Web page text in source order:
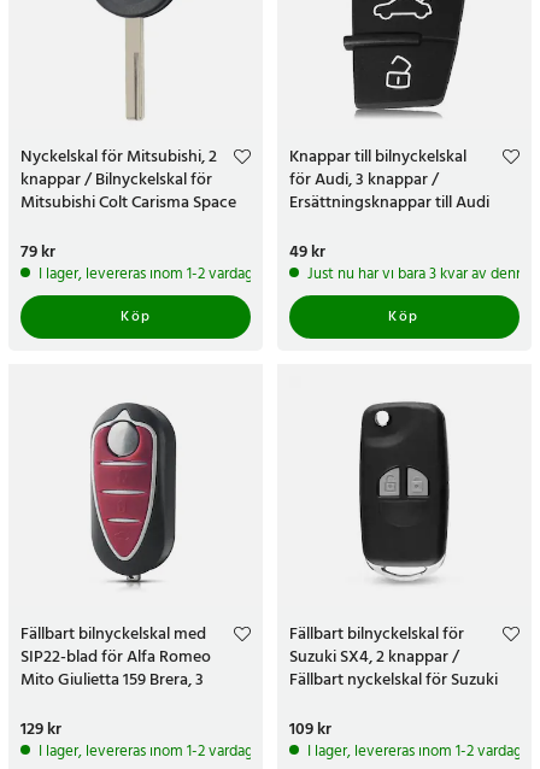
Nyckelskal för Mitsubishi, 2
knappar / Bilnyckelskal för
Mitsubishi Colt Carisma Space
Pris:
79 kr
I lager, levereras inom 1-2 vardagar
Köp
Knappar till bilnyckelskal
för Audi, 3 knappar /
Ersättningsknappar till Audi
Pris:49 kr
49 kr
Just nu har vi bara 3 kvar av denna
Köp
Fällbart bilnyckelskal med
SIP22-blad för Alfa Romeo
Mito Giulietta 159 Brera, 3
Pris:129 kr
129 kr
I lager, levereras inom 1-2 vardagar
Fällbart bilnyckelskal för
Suzuki SX4, 2 knappar /
Fällbart nyckelskal för Suzuki
Pris:109 kr
109 kr
I lager, levereras inom 1-2 vardagar